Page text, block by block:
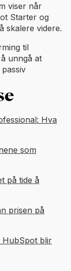
viser når
Starter og
skalere videre.
til
unngå at
Hva
som
på tide å
prisen på
HubSpot blir